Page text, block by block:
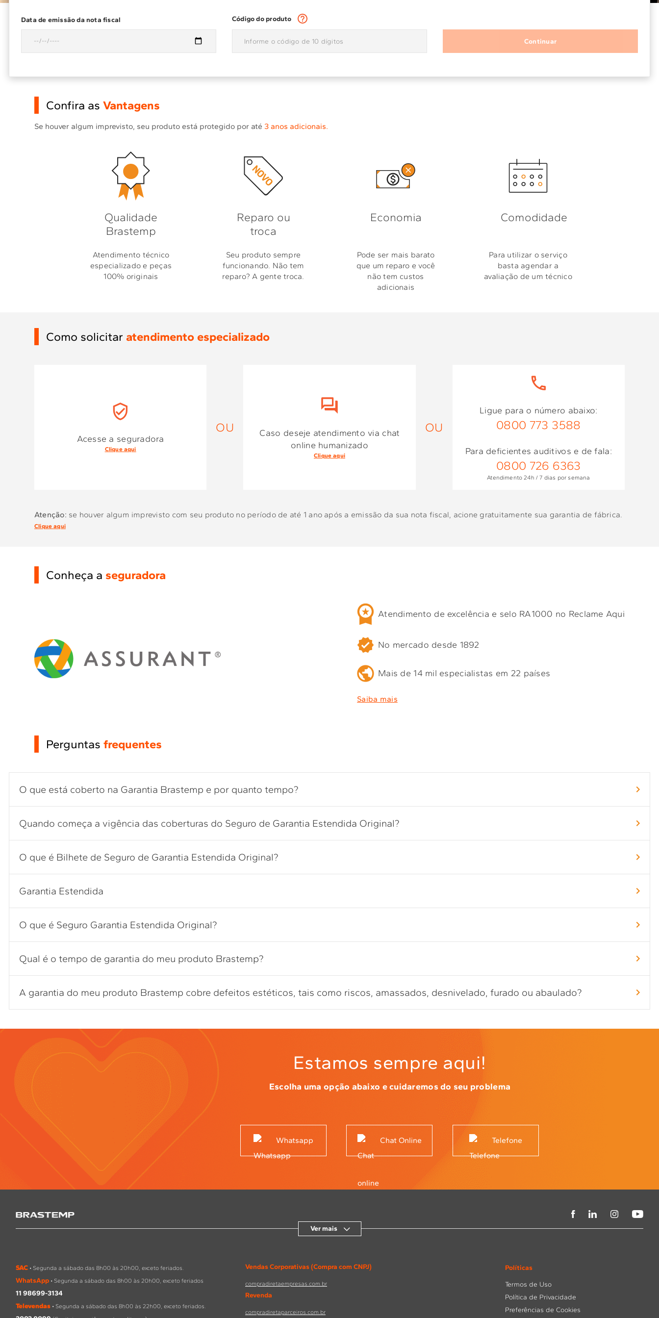
Data de emissão da nota fiscal Código do produto
Continuar
Confira as Vantagens
Se houver algum imprevisto, seu produto está protegido por até 3 anos adicionais.
Qualidade
Brastemp
Atendimento técnico
especializado e peças
100% originais
Reparo ou
troca
Seu produto sempre
funcionando. Não tem
reparo? A gente troca.
Economia
Pode ser mais barato
que um reparo e você
não tem custos
adicionais
Comodidade
Para utilizar o serviço
basta agendar a
avaliação de um técnico
Como solicitar atendimento especializado
Acesse a seguradora
Clique aqui
OU
Caso deseje atendimento via chat
online humanizado
Clique aqui
OU
Ligue para o número abaixo:
0800 773 3588
Para deficientes auditivos e de fala:
0800 726 6363
Atendimento 24h / 7 dias por semana
Atenção: se houver algum imprevisto com seu produto no período de até 1 ano após a emissão da sua nota fiscal, acione gratuitamente sua garantia de fábrica.
Clique aqui
Conheça a seguradora
Atendimento de excelência e selo RA1000 no Reclame Aqui
No mercado desde 1892
Mais de 14 mil especialistas em 22 países
Saiba mais
Perguntas frequentes
O que está coberto na Garantia Brastemp e por quanto tempo?
Quando começa a vigência das coberturas do Seguro de Garantia Estendida Original?
O que é Bilhete de Seguro de Garantia Estendida Original?
Garantia Estendida
O que é Seguro Garantia Estendida Original?
Qual é o tempo de garantia do meu produto Brastemp?
A garantia do meu produto Brastemp cobre defeitos estéticos, tais como riscos, amassados, desnivelado, furado ou abaulado?
Estamos sempre aqui!
Escolha uma opção abaixo e cuidaremos do seu problema
Whatsapp Chat Online Telefone
Ver mais
SAC • Segunda a sábado das 8h00 às 20h00, exceto feriados.
WhatsApp • Segunda a sábado das 8h00 às 20h00, exceto feriados
11 98699-3134
Televendas • Segunda a sábado das 8h00 às 22h00, exceto feriados.
Vendas Corporativas (Compra com CNPJ)
compradiretaempresas.com.br
Revenda
compradiretaparceiros.com.br
Políticas
Termos de Uso
Política de Privacidade
Preferências de Cookies